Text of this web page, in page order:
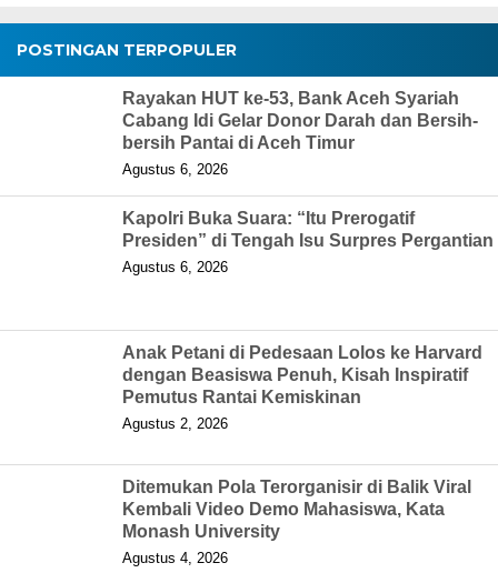
POSTINGAN TERPOPULER
Rayakan HUT ke-53, Bank Aceh Syariah
Cabang Idi Gelar Donor Darah dan Bersih-
bersih Pantai di Aceh Timur
Agustus 6, 2026
Kapolri Buka Suara: “Itu Prerogatif
Presiden” di Tengah Isu Surpres Pergantian
Agustus 6, 2026
Anak Petani di Pedesaan Lolos ke Harvard
dengan Beasiswa Penuh, Kisah Inspiratif
Pemutus Rantai Kemiskinan
Agustus 2, 2026
Ditemukan Pola Terorganisir di Balik Viral
Kembali Video Demo Mahasiswa, Kata
Monash University
Agustus 4, 2026